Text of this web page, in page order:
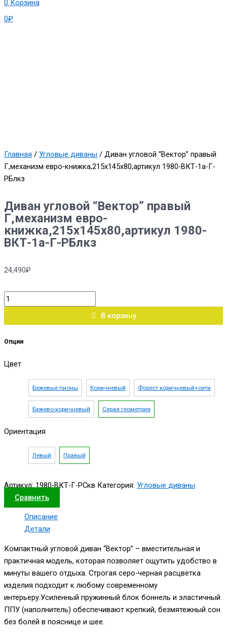
0₽
0 Корзина
Главная / Угловые диваны / Диван угловой “Вектор” правый
Г,механизм евро-книжка,215х145х80,артикул 1980-ВКТ-1а-Г-
РБлкз
Диван угловой “Вектор” правый
Г,механизм евро-
книжка,215х145х80,артикул 1980-
ВКТ-1а-Г-РБлкз
24,490₽
В корзину
Опции
Цвет
Бежевые пионы Коричневый Форест коричневый+сити
Бежево-коричневый Серая геометрия
Ориентация
Левый Правый
Артикул:1980-ВКТ-Г-РСкв Категория: Угловые диваны
Сравнить
Описание
Детали
Компактный угловой диван “Вектор” – вместительная и
практичная модель, которая позволяет ощутить удобство в
минуты вашего отдыха. Строгая серо-черная расцветка
изделия подходит к любому современному
интерьеру.Усиленный пружинный блок боннель и эластичный
ППУ (наполнитель) обеспечивают крепкий, безмятежный сон
без болей в пояснице и шее.